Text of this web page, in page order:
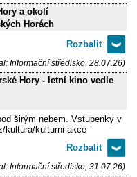
a okolí
Horách
Informační středisko, 28.07.26)
Hory - letní kino vedle
širým nebem. Vstupenky v
kultura/kulturni-akce
Informační středisko, 31.07.26)